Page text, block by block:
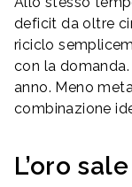
deficit da oltre
riciclo
con la
anno. Meno
combinazione
L’oro